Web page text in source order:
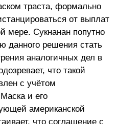
траста, формально
от выплат
мере. Сукнанан попутно
данного решения стать
аналогичных дел в
что такой
с учётом
и его
американской
что соглашение с